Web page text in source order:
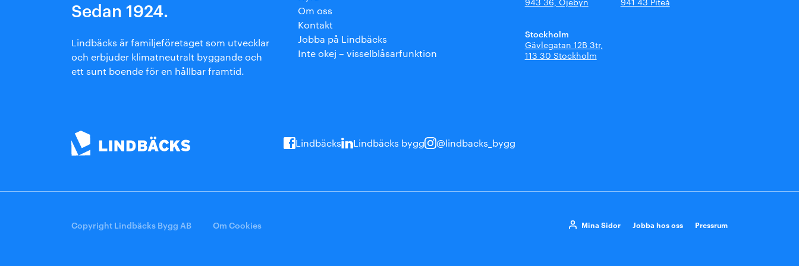
Arkitektmanual
Sedan 1924.
Lindbäcks är familjeföretaget som utvecklar
och erbjuder klimatneutralt byggande och
ett sunt boende för en hållbar framtid.
Om oss
Kontakt
Jobba på Lindbäcks
Inte okej – visselblåsarfunktion
Stockholm
Gävlegatan 12B 3tr,
113 30 Stockholm
Lindbäcks Lindbäcks bygg @lindbacks_bygg
Copyright Lindbäcks Bygg AB Om Cookies Mina Sidor Jobba hos oss Pressrum